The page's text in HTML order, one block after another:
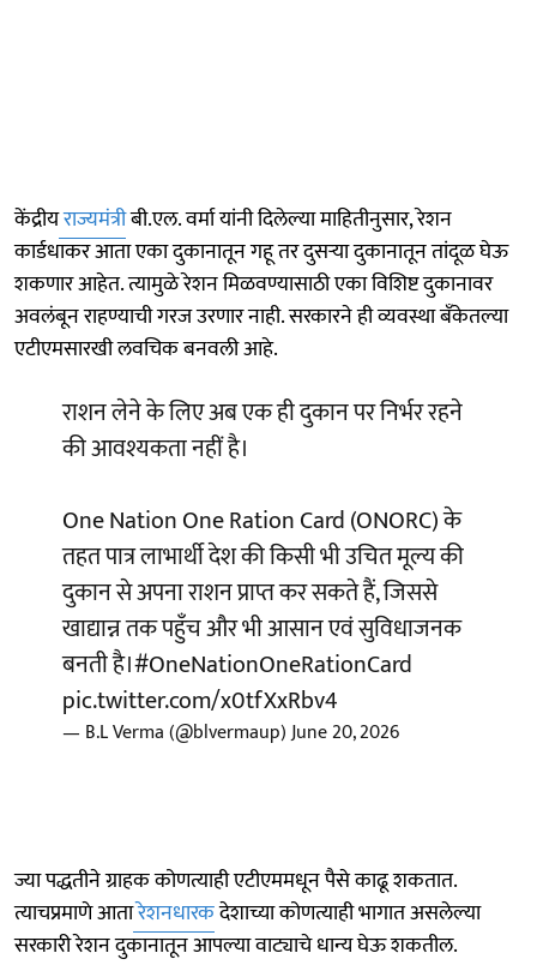
केंद्रीयराज्यमंत्रीबी.एल. वर्मा यांनी दिलेल्या माहितीनुसार, रेशन
कार्डधाकर आता एका दुकानातून गहू तर दुसऱ्या दुकानातून तांदूळ घेऊ
शकणार आहेत. त्यामुळे रेशन मिळवण्यासाठी एका विशिष्ट दुकानावर
अवलंबून राहण्याची गरज उरणार नाही. सरकारने ही व्यवस्था बँकेतल्या
एटीएमसारखी लवचिक बनवली आहे.
राशन लेने के लिए अब एक ही दुकान पर निर्भर रहने
की आवश्यकता नहीं है।
One Nation One Ration Card (ONORC) के
तहत पात्र लाभार्थी देश की किसी भी उचित मूल्य की
दुकान से अपना राशन प्राप्त कर सकते हैं, जिससे
खाद्यान्न तक पहुँच और भी आसान एवं सुविधाजनक
बनती है।#OneNationOneRationCard
pic.twitter.com/x0tfXxRbv4
— B.L Verma (@blvermaup)June 20, 2026
ज्या पद्धतीने ग्राहक कोणत्याही एटीएममधून पैसे काढू शकतात.
त्याचप्रमाणे आतारेशनधारकदेशाच्या कोणत्याही भागात असलेल्या
सरकारी रेशन दुकानातून आपल्या वाट्याचे धान्य घेऊ शकतील.